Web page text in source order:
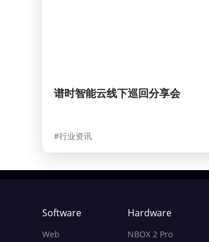
谱时智能云线下巡回分享会
#行业资讯
Software
Web
Hardware
NBOX 2 Pro